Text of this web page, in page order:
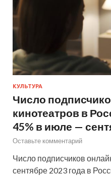
КУЛЬТУРА
Число
кинотеатров в
45% в июле —
Оставьте комментарий
Число подписчиков
сентябре 2023 года в